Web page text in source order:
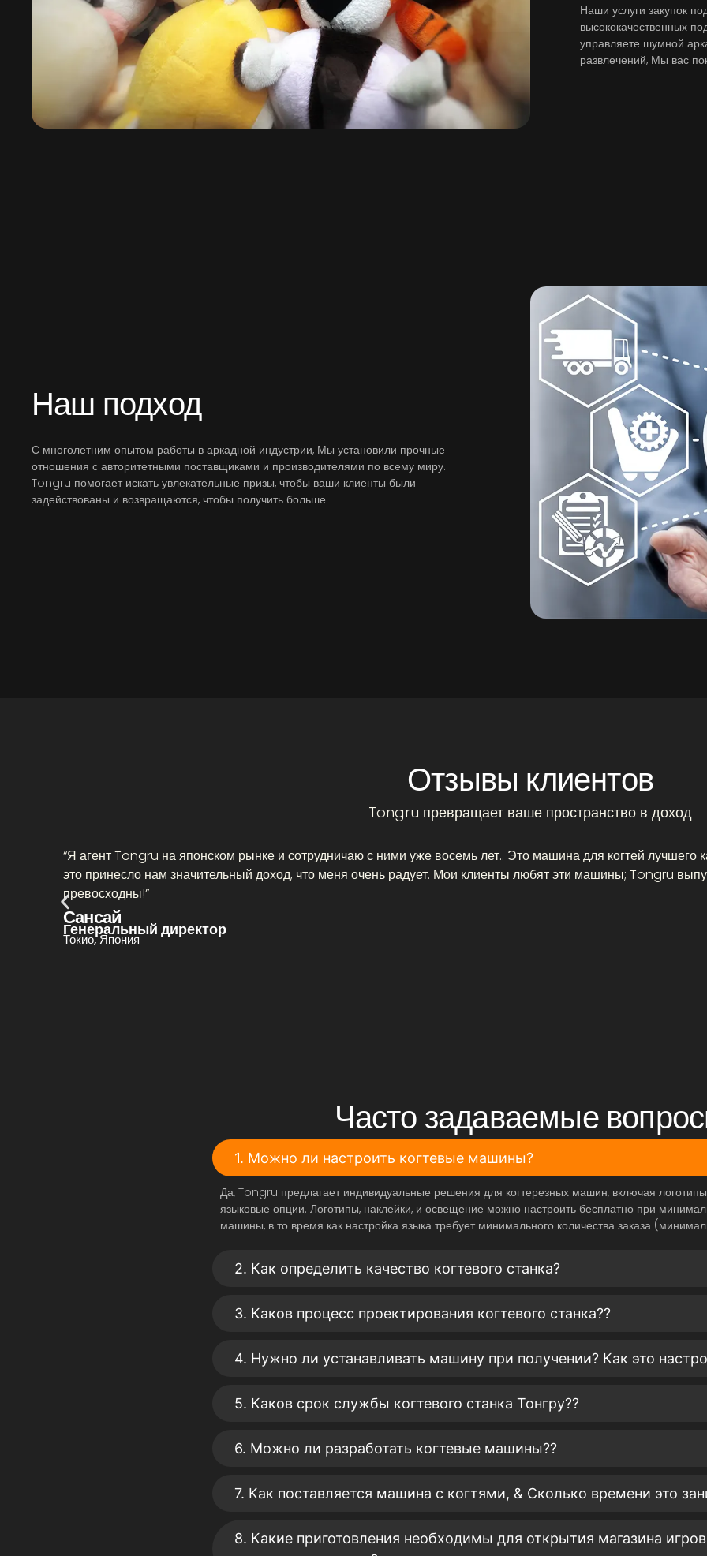
Наши услуги закупок
высококачественных
управляете шумной
развлечений, Мы вас
Наш подход
С многолетним опытом работы в аркадной индустрии, Мы установили прочные
отношения с авторитетными поставщиками и производителями по всему миру.
Tongru помогает искать увлекательные призы, чтобы ваши клиенты были
задействованы и возвращаются, чтобы получить больше.
Отзывы клиентов
Tongru превращает ваше пространство в доход
“Я агент Tongru на японском рынке и сотрудничаю с ними уже восемь лет.. Это машина для когтей лучшего
это принесло нам значительный доход, что меня очень радует. Мои клиенты любят эти машины; Tongru
превосходны!”
Сансай
Генеральный директор
Токио, Япония
Часто задаваемые
1. Можно ли настроить когтевые машины?
Да, Tongru предлагает индивидуальные решения для когтерезных машин, включая
языковые опции. Логотипы, наклейки, и освещение можно настроить бесплатно при
машины, в то время как настройка языка требует минимального количества заказа
2. Как определить качество когтевого станка?
3. Каков процесс проектирования когтевого станка??
4. Нужно ли устанавливать машину при получении? Как это
5. Каков срок службы когтевого станка Тонгру??
6. Можно ли разработать когтевые машины??
7. Как поставляется машина с когтями, & Сколько времени это
8. Какие приготовления необходимы для открытия магазина